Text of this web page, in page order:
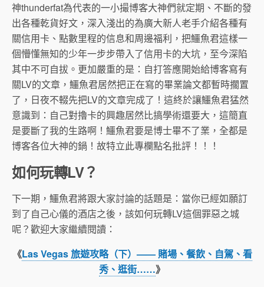
神thunderfat為代表的一小撮博客大神們就定期、不斷的發
出各種乾貨好文，深入淺出的為廣大新人老手介紹各種有
關信用卡、點數里程的信息和周邊福利，把鱷魚君這樣一
個懵懂無知的少年一步步帶入了信用卡的大坑，至今深陷
其中不可自拔。更加嚴重的是：自打答應開始給博客寫有
關LV的文章，鱷魚君居然把正在寫的畢業論文都暫時擱置
了，日夜不輟先把LV的文章完成了！這終於讓鱷魚君猛然
意識到：自己對擼卡的興趣居然比搞學術還要大，這簡直
是要斷了我的生路啊！鱷魚君要是博士畢不了業，全都是
博客各位大神的鍋！故特立此專欄點名批評！！！
如何玩轉LV？
下一期，鱷魚君將跟大家討論的話題是：當你已經如願訂
到了自己心儀的酒店之後，該如何玩轉LV這個罪惡之城
呢？歡迎大家繼續閱讀：
《Las Vegas 旅遊攻略（下）—— 賭場、餐飲、自駕、看
秀、逛街……》